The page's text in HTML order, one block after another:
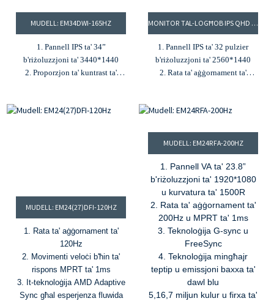
MUDELL: EM34DWI-165HZ
1. Pannell IPS ta' 34”
b'riżoluzzjoni ta' 3440*1440
2. Proporzjon ta' kuntrast ta'
3. Rata ta' aġġornament ta'
MONITOR TAL-LOGĦOB IPS QHD 180HZ TA' 32″, MONITOR 2K: EM32DQI
1. Pannell IPS ta' 32 pulzier
b'riżoluzzjoni ta' 2560*1440
2. Rata ta' aġġornament ta'
1000:1, luminożità ta' 300cd/m²
MUDELL: EM24(27)DFI-120HZ
1. Rata ta' aġġornament ta'
120Hz
2. Movimenti veloċi b'ħin ta'
rispons MPRT ta' 1ms
3. It-teknoloġija AMD Adaptive
Sync għal esperjenza fluwida
MUDELL: EM24RFA-200HZ
1. Pannell VA ta' 23.8”
b'riżoluzzjoni ta' 1920*1080
u kurvatura ta' 1500R
2. Rata ta' aġġornament ta'
200Hz u MPRT ta' 1ms
3. Teknoloġija G-sync u
FreeSync
4. Teknoloġija mingħajr
teptip u emissjoni baxxa ta'
dawl blu
5,16,7 miljun kulur u firxa ta'